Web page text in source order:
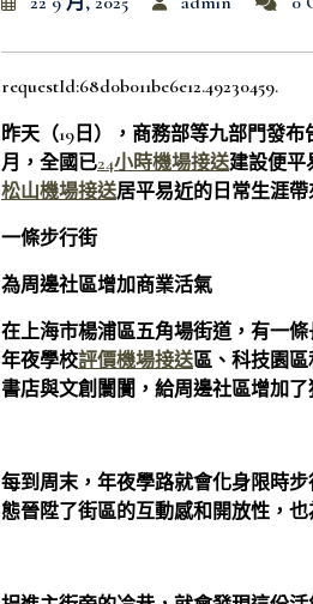
requestId:68d0b011be6e12.49230459.
昨天（19日），商務部等九部門發
月，全國已24小時機場接送建設便平
松山機場接送居平易近的日常生涯
一條步行街
為周邊社區增加商業活氣
在上海市楊浦區五角場街道，有一條
年夜學校評價機場接送區、科技園區
書店與文創闤闠，給周邊社區增加了
每到周末，年夜學路就會化身限時
態晉陞了街區的互動感和開放性，也